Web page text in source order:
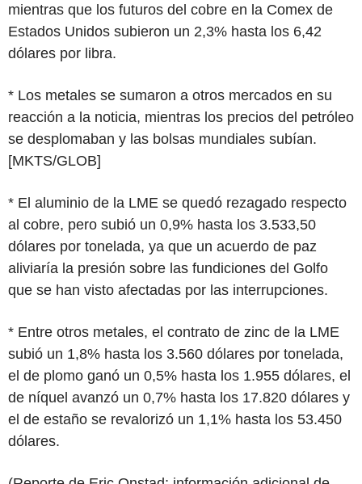
mientras que los futuros del cobre en la Comex de
Estados Unidos subieron un 2,3% hasta los 6,42
dólares por libra.
* Los metales se sumaron a otros mercados en su
reacción a la noticia, mientras los precios del petróleo
se desplomaban y las bolsas mundiales subían.
[MKTS/GLOB]
* El aluminio de la LME se quedó rezagado respecto
al cobre, pero subió un 0,9% hasta los 3.533,50
dólares por tonelada, ya que un acuerdo de paz
aliviaría la presión sobre las fundiciones del Golfo
que se han visto afectadas por las interrupciones.
* Entre otros metales, el contrato de zinc de la LME
subió un 1,8% hasta los 3.560 dólares por tonelada,
el de plomo ganó un 0,5% hasta los 1.955 dólares, el
de níquel avanzó un 0,7% hasta los 17.820 dólares y
el de estaño se revalorizó un 1,1% hasta los 53.450
dólares.